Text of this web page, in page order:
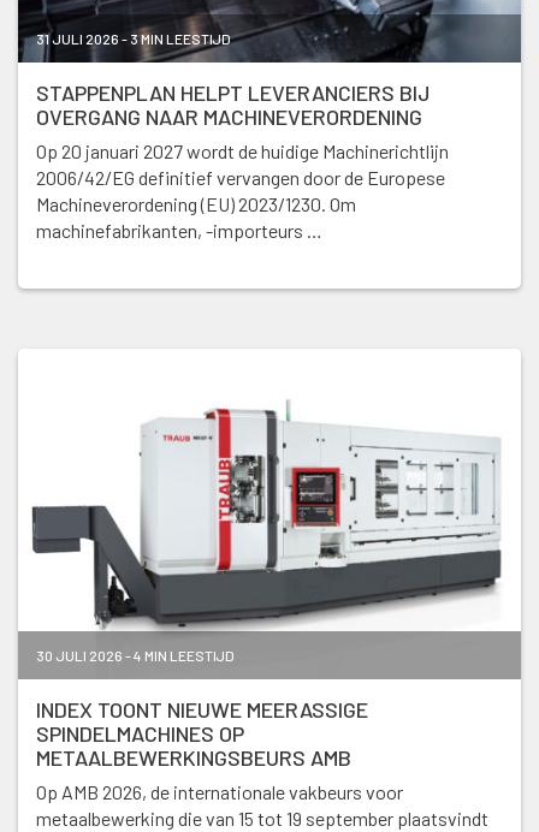
31 JULI 2026 - 3 MIN LEESTIJD
STAPPENPLAN HELPT LEVERANCIERS BIJ
OVERGANG NAAR MACHINEVERORDENING
Op 20 januari 2027 wordt de huidige Machinerichtlijn
2006/42/EG definitief vervangen door de Europese
Machineverordening (EU) 2023/1230. Om
machinefabrikanten, -importeurs …
30 JULI 2026 - 4 MIN LEESTIJD
INDEX TOONT NIEUWE MEERASSIGE
SPINDELMACHINES OP
METAALBEWERKINGSBEURS AMB
Op AMB 2026, de internationale vakbeurs voor
metaalbewerking die van 15 tot 19 september plaatsvindt